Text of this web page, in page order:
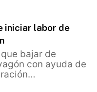
iniciar labor de
bajar de
con ayuda de